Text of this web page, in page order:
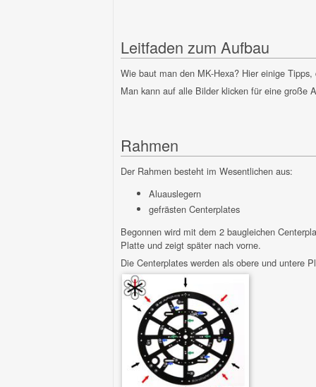
Leitfaden zum Aufbau
Wie baut man den MK-Hexa? Hier einige
Man kann auf alle Bilder klicken für eine große
Rahmen
Der Rahmen besteht im Wesentlichen aus:
Aluauslegern
gefrästen Centerplates
Begonnen wird mit dem 2 baugleichen
Platte und zeigt später nach vorne.
Die Centerplates werden als obere und untere